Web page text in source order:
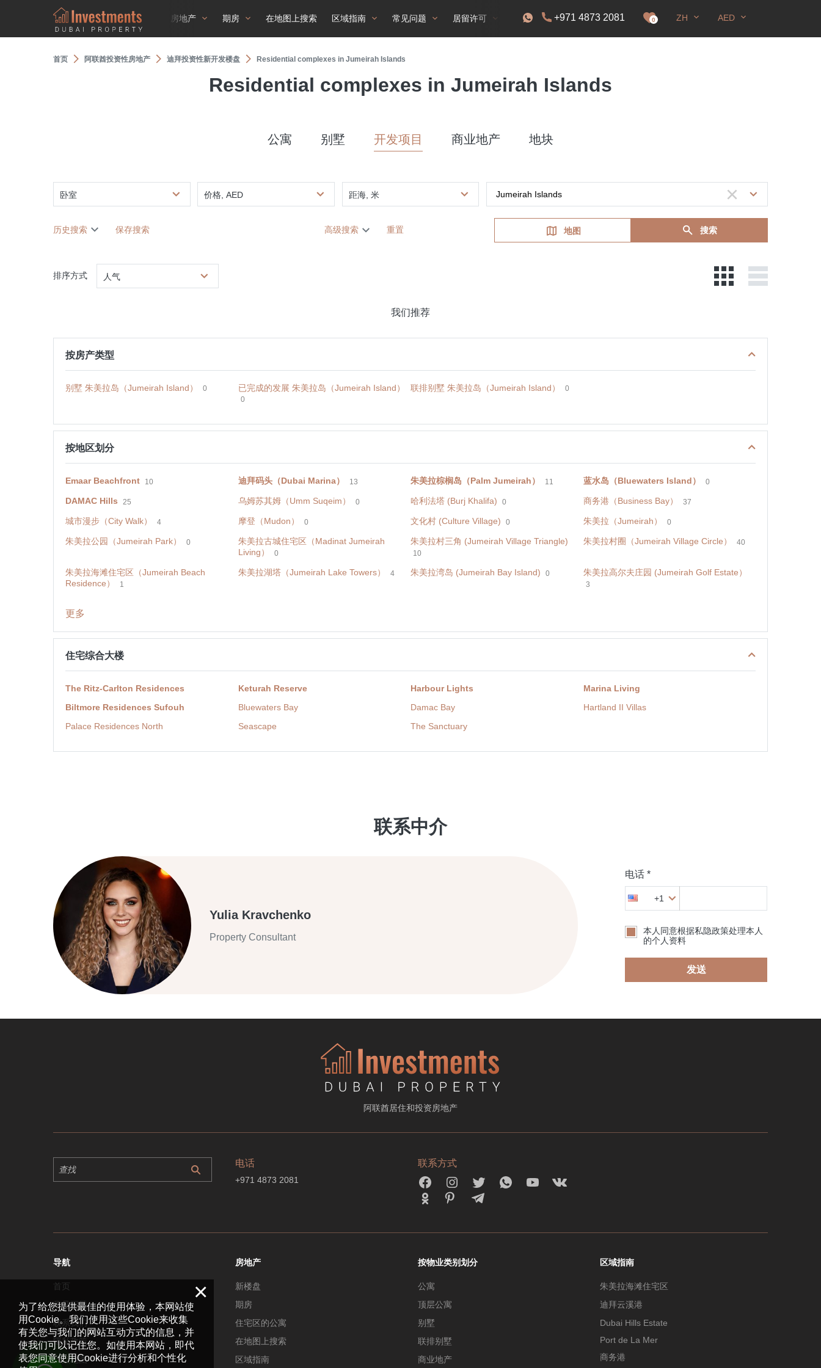
房地产 期房 在地图上搜索 区域指南 常见问题 居留许可 +971 4873 2081 0 ZH AED
首页 阿联酋投资性房地产 迪拜投资性新开发楼盘 Residential complexes in Jumeirah Islands
Residential complexes in Jumeirah Islands
公寓 别墅 开发项目 商业地产 地块
卧室 价格, AED 距海, 米
历史搜索 保存搜索 高级搜索 重置 地图 搜索
排序方式 人气
我们推荐
按房产类型
别墅 朱美拉岛（Jumeirah Island） 0 已完成的发展 朱美拉岛（Jumeirah Island）
0
联排别墅 朱美拉岛（Jumeirah Island） 0
按地区划分
Emaar Beachfront 10 迪拜码头（Dubai Marina） 13 朱美拉棕榈岛（Palm Jumeirah） 11 蓝水岛（Bluewaters Island） 0
DAMAC Hills 25 乌姆苏其姆（Umm Suqeim） 0 哈利法塔 (Burj Khalifa) 0 商务港（Business Bay） 37
城市漫步（City Walk） 4 摩登（Mudon） 0 文化村 (Culture Village) 0 朱美拉（Jumeirah） 0
朱美拉公园（Jumeirah Park） 0
朱美拉古城住宅区（Madinat Jumeirah
Living）
0
朱美拉村三角 (Jumeirah Village Triangle)
10
朱美拉村圈（Jumeirah Village Circle） 40
朱美拉海滩住宅区（Jumeirah Beach
Residence）
1
朱美拉湖塔（Jumeirah Lake Towers） 4 朱美拉湾岛 (Jumeirah Bay Island) 0 朱美拉高尔夫庄园 (Jumeirah Golf Estate）
3
更多
住宅综合大楼
The Ritz-Carlton Residences Keturah Reserve Harbour Lights
Marina Living
Biltmore Residences Sufouh
Bluewaters Bay Damac Bay
Hartland II Villas
Palace Residences North
Seascape The Sanctuary
联系中介
Yulia Kravchenko
Property Consultant
电话 *
+1
本人同意根据私隐政策处理本人
的个人资料
发送
阿联酋居住和投资房地产
电话
+971 4873 2081
联系方式
导航
首页
常见问题
联系我们
隱私政策
站点地图
房地产
新楼盘
期房
住宅区的公寓
在地图上搜索
区域指南
按物业类别划分
公寓
顶层公寓
别墅
联排别墅
商业地产
区域指南
朱美拉海滩住宅区
迪拜云溪港
Dubai Hills Estate
Port de La Mer
商务港
×
为了给您提供最佳的使用体验，本网站使
用Cookie。我们使用这些Cookie来收集
有关您与我们的网站互动方式的信息，并
使我们可以记住您。如使用本网站，即代
表您同意使用Cookie进行分析和个性化